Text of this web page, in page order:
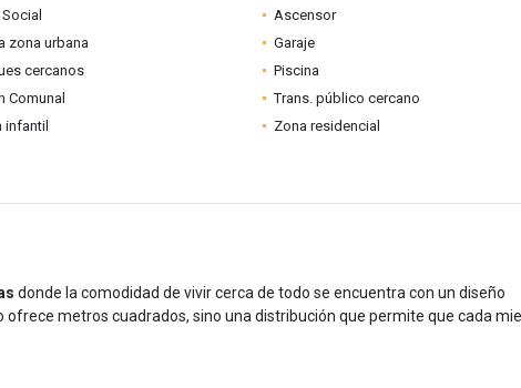
Ascensor
zona urbana
Garaje
cercanos
Piscina
Comunal
Trans. público cercano
infantil
Zona residencial
donde la comodidad de vivir cerca de todo se encuentra con un diseño
ofrece metros cuadrados, sino una distribución que permite que cada